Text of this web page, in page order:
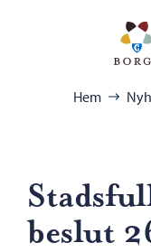
Bläddra:Hem
beslut